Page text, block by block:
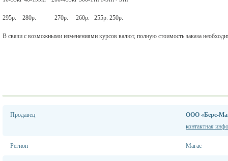
295р. 280р. 270р. 260р. 255р. 250р.
В связи с возможными изменениями курсов валют, полную стоимость заказа
Продавец
ООО «Берс-
контактная
Регион Магас